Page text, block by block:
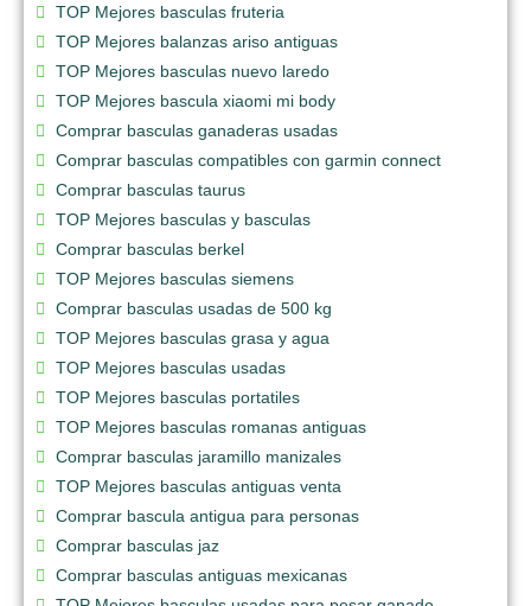
TOP Mejores basculas fruteria
TOP Mejores balanzas ariso antiguas
TOP Mejores basculas nuevo laredo
TOP Mejores bascula xiaomi mi body
Comprar basculas ganaderas usadas
Comprar basculas compatibles con garmin connect
Comprar basculas taurus
TOP Mejores basculas y basculas
Comprar basculas berkel
TOP Mejores basculas siemens
Comprar basculas usadas de 500 kg
TOP Mejores basculas grasa y agua
TOP Mejores basculas usadas
TOP Mejores basculas portatiles
TOP Mejores basculas romanas antiguas
Comprar basculas jaramillo manizales
TOP Mejores basculas antiguas venta
Comprar bascula antigua para personas
Comprar basculas jaz
Comprar basculas antiguas mexicanas